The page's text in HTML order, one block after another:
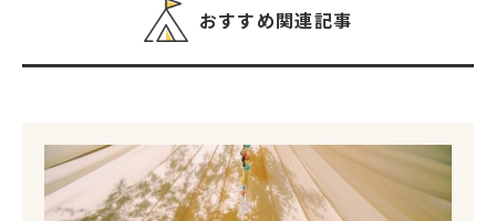
おすすめ関連記事